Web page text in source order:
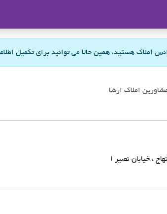
املاک هستید، همین حالا می توانید برای تکمیل
املاک ارشا
، خیابان نصیر ا